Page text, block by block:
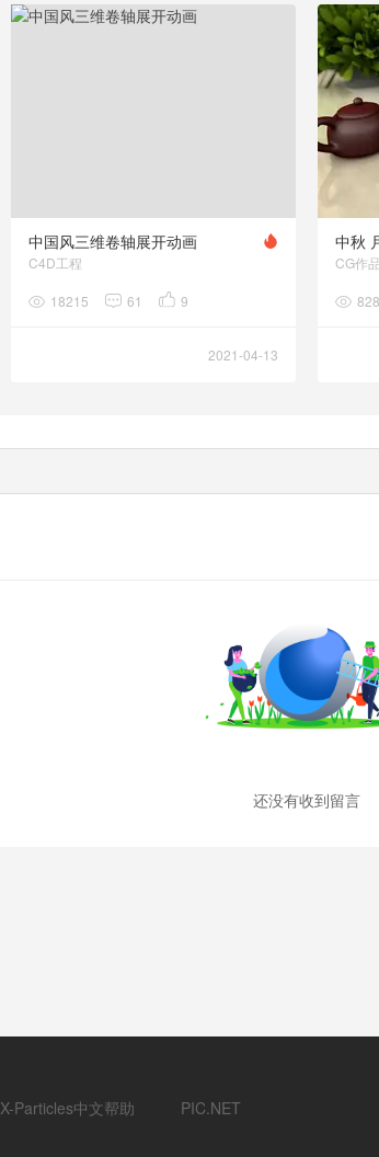
中国风三维卷轴展开动画
C4D工程
18215 61 9
2021-04-13
中秋
CG作
还没有收到留言
X-Particles中文帮助 PIC.NET